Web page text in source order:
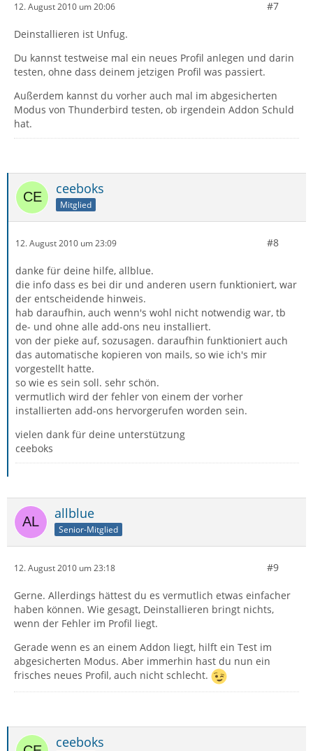
12. August 2010 um 20:06 #7
Deinstallieren ist Unfug.
Du kannst testweise mal ein neues Profil anlegen und darin
testen, ohne dass deinem jetzigen Profil was passiert.
Außerdem kannst du vorher auch mal im abgesicherten
Modus von Thunderbird testen, ob irgendein Addon Schuld
hat.
ceeboks
Mitglied
12. August 2010 um 23:09 #8
danke für deine hilfe, allblue.
die info dass es bei dir und anderen usern funktioniert, war
der entscheidende hinweis.
hab daraufhin, auch wenn's wohl nicht notwendig war, tb
de- und ohne alle add-ons neu installiert.
von der pieke auf, sozusagen. daraufhin funktioniert auch
das automatische kopieren von mails, so wie ich's mir
vorgestellt hatte.
so wie es sein soll. sehr schön.
vermutlich wird der fehler von einem der vorher
installierten add-ons hervorgerufen worden sein.
vielen dank für deine unterstützung
ceeboks
allblue
Senior-Mitglied
12. August 2010 um 23:18 #9
Gerne. Allerdings hättest du es vermutlich etwas einfacher
haben können. Wie gesagt, Deinstallieren bringt nichts,
wenn der Fehler im Profil liegt.
Gerade wenn es an einem Addon liegt, hilft ein Test im
abgesicherten Modus. Aber immerhin hast du nun ein
frisches neues Profil, auch nicht schlecht.
ceeboks